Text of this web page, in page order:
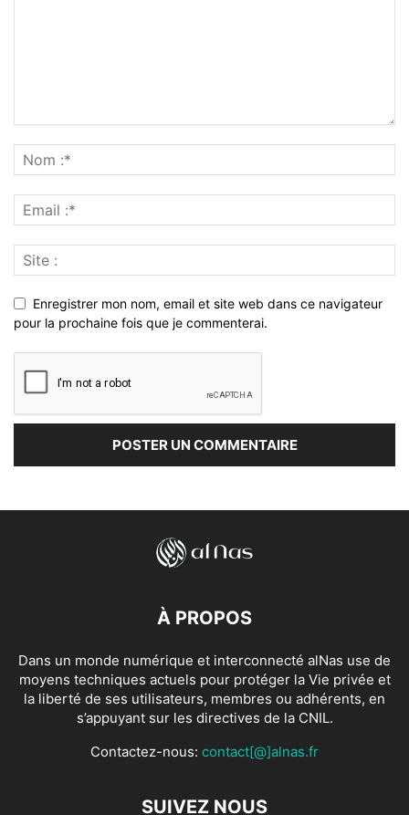
Enregistrer mon nom, email et site web dans ce navigateur
pour la prochaine fois que je commenterai.
À PROPOS
Dans un monde numérique et interconnecté alNas use de
moyens techniques actuels pour protéger la Vie privée et
la liberté de ses utilisateurs, membres ou adhérents, en
s’appuyant sur les directives de la CNIL.
Contactez-nous: contact[@]alnas.fr
SUIVEZ NOUS